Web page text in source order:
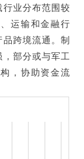
业分布范围较
运输和金融行
跨境流通。制
部分或与军工
，协助资金流